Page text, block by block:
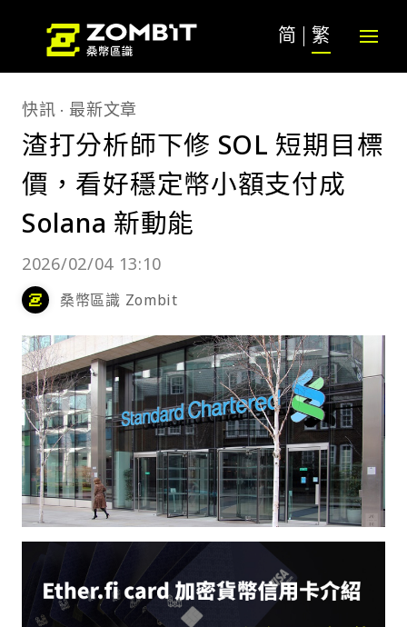
简 繁
快訊 最新文章
渣打分析師下修 SOL 短期目標
價，看好穩定幣小額支付成
Solana 新動能
2026/02/04 13:10
桑幣區識 Zombit